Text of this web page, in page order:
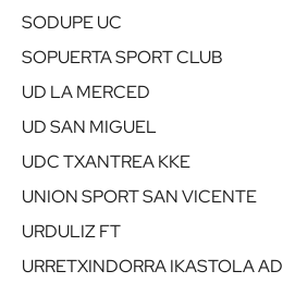
SODUPE UC
SOPUERTA SPORT CLUB
UD LA MERCED
UD SAN MIGUEL
UDC TXANTREA KKE
UNION SPORT SAN VICENTE
URDULIZ FT
URRETXINDORRA IKASTOLA AD